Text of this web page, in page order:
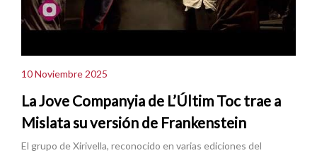
10 Noviembre 2025
La Jove Companyia de L’Últim Toc trae a
Mislata su versión de Frankenstein
El grupo de Xirivella, reconocido en varias ediciones del